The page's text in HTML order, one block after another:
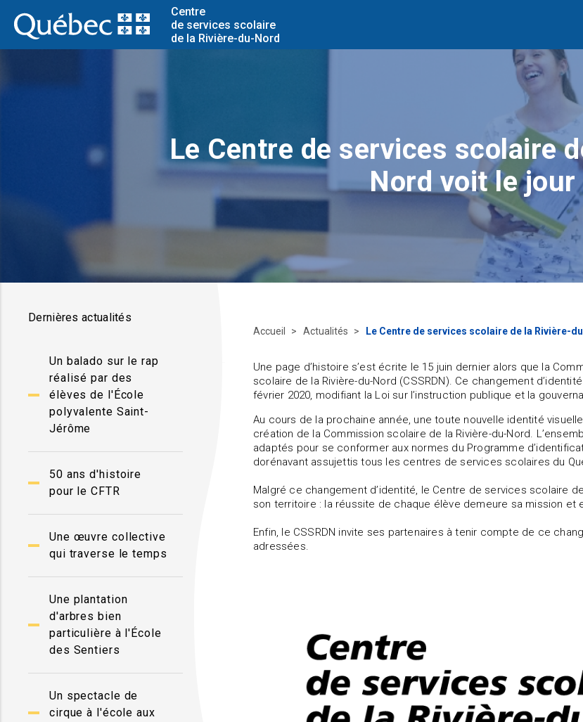
Centre
de services scolaire
de la Rivière-du-Nord
Le Centre de services scolaire
Nord voit le jour
Dernières actualités
Un balado sur le rap
réalisé par des
élèves de l'École
polyvalente Saint-
Jérôme
50 ans d'histoire
pour le CFTR
Une œuvre collective
qui traverse le temps
Une plantation
d'arbres bien
particulière à l'École
des Sentiers
Un spectacle de
cirque à l'école aux
Accueil Actualités Le Centre de services scolaire de la Rivière-
Une page d’histoire s’est écrite le 15 juin dernier alors que la
scolaire de la Rivière-du-Nord (CSSRDN). Ce changement
février 2020, modifiant la Loi sur l’instruction publique et la
Au cours de la prochaine année, une toute nouvelle identité
création de la Commission scolaire de la Rivière-du-Nord.
adaptés pour se conformer aux normes du Programme
dorénavant assujettis tous les centres de services scolaires du
Malgré ce changement d’identité, le Centre de services scolaire
son territoire : la réussite de chaque élève demeure sa mission
Enfin, le CSSRDN invite ses partenaires à tenir compte de ce
adressées.